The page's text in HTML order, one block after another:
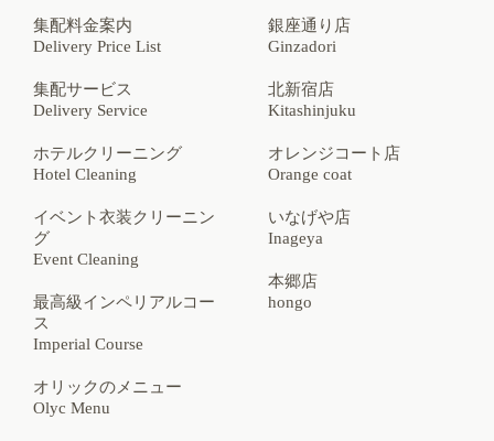
集配料金案内
Delivery Price List
集配サービス
Delivery Service
ホテルクリーニング
Hotel Cleaning
イベント衣装クリーニン
グ
Event Cleaning
最高級インペリアルコー
ス
Imperial Course
オリックのメニュー
Olyc Menu
銀座通り店
Ginzadori
北新宿店
Kitashinjuku
オレンジコート店
Orange coat
いなげや店
Inageya
本郷店
hongo